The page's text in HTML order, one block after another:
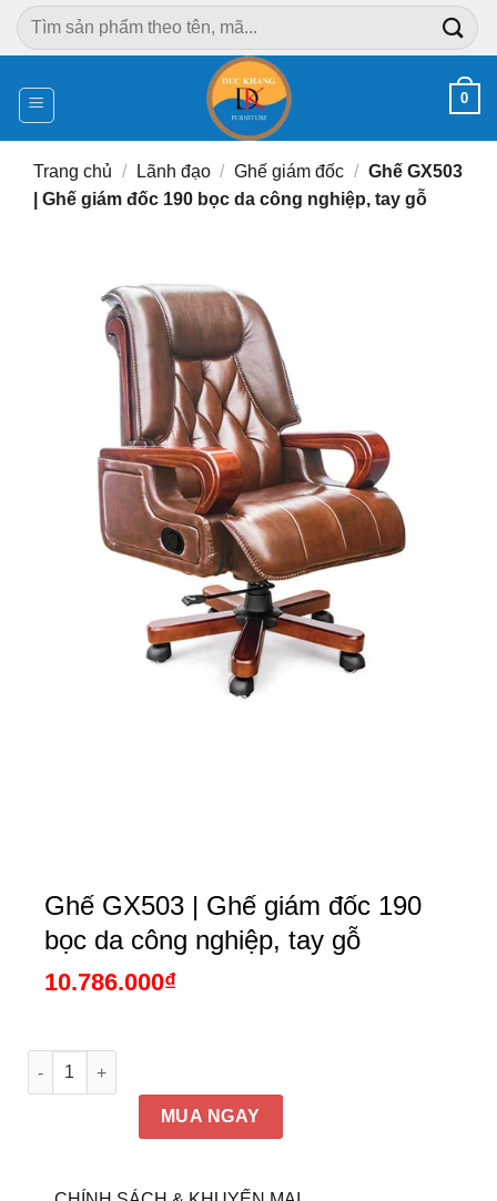
Chuyển
đến
dung
Tìm
kiếm:
0
Trang chủ / Lãnh đạo / Ghế giám đốc / Ghế GX503
| Ghế giám đốc 190 bọc da công nghiệp, tay gỗ
Ghế GX503 | Ghế giám đốc 190
bọc da công nghiệp, tay gỗ
10.786.000₫
Ghế GX503 | Ghế giám đốc 190 bọc da công nghiệp, tay gỗ
MUA NGAY